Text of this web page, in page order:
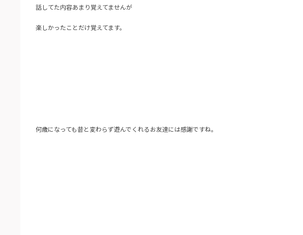
話してた内容あまり覚えてませんが
楽しかったことだけ覚えてます。
何歳になっても昔と変わらず遊んでくれるお友達には感謝ですね。